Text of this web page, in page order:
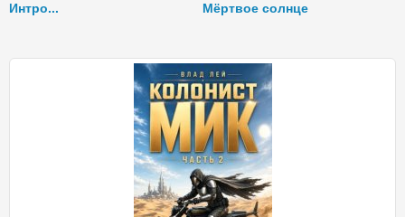
Интро... Мёртвое солнце